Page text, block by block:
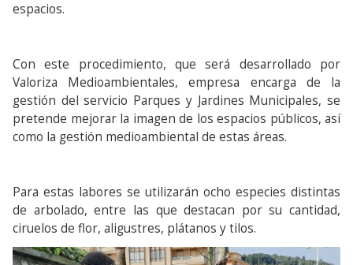
espacios.
Con este procedimiento, que será desarrollado por
Valoriza Medioambientales, empresa encarga de la
gestión del servicio Parques y Jardines Municipales, se
pretende mejorar la imagen de los espacios públicos, así
como la gestión medioambiental de estas áreas.
Para estas labores se utilizarán ocho especies distintas
de arbolado, entre las que destacan por su cantidad,
ciruelos de flor, aligustres, plátanos y tilos.